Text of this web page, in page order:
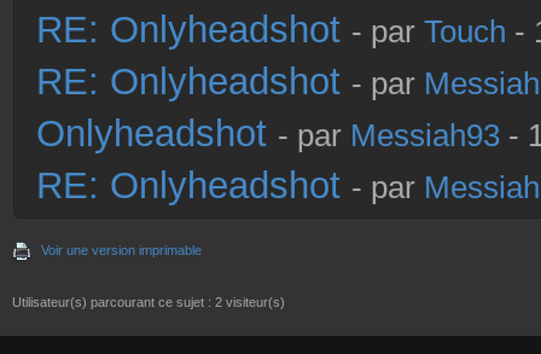
RE: Onlyheadshot - par Touch -
RE: Onlyheadshot - par
Onlyheadshot - par Messiah93 -
RE: Onlyheadshot - par
Voir une version imprimable
Utilisateur(s) parcourant ce sujet : 2 visiteur(s)